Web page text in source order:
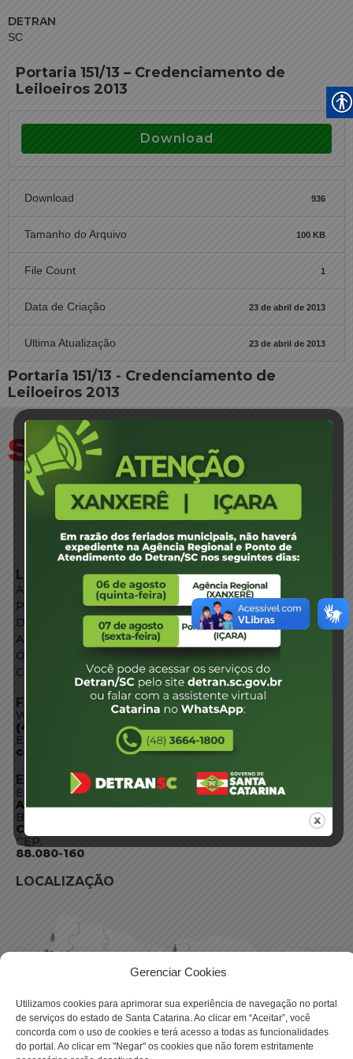
Gerenciar Cookies
Utilizamos cookies para aprimorar sua experiência de navegação no portal
de serviços do estado de Santa Catarina. Ao clicar em “Aceitar”, você
concorda com o uso de cookies e terá acesso a todas as funcionalidades
do portal. Ao clicar em "Negar" os cookies que não forem estritamente
DETRAN
SC
Portaria 151/13 – Credenciamento de
Leiloeiros 2013
Download
Download 936
Tamanho do Arquivo 100 KB
File Count 1
Data de Criação 23 de abril de 2013
Ultima Atualização 23 de abril de 2013
Portaria 151/13 - Credenciamento de
Leiloeiros 2013
LINKS EXTERNOS
Agência de Notícias
Portal de Serviços
Diário Oficial
Acesso à Informação
Órgãos do Governo
Conheça SC
FALE CONOSCO
WhatsApp:
(48) 3664-1800
E-mail:
centraldeinformacoes@detran.sc.gov.br
ENDEREÇO
Endereço:
Av. Almirante Tamandaré - 480
Bairro:
Coqueiros, Florianópolis SC
CEP:
88.080-160
LOCALIZAÇÃO